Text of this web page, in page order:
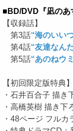
■BD/DVD『凪のあ
【収録話】
第3話“海のいい
第4話“友達なん
第5話“あのねウ
【初回限定版特典】
・石井百合子 描き
・高橋英樹 描き下
・48ページ フルカ